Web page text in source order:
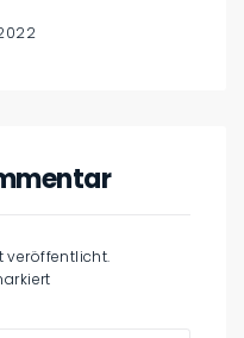
veröffentlicht.